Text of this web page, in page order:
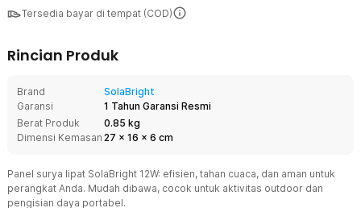
Tersedia bayar di tempat (COD)
Rincian Produk
Brand
SolaBright
Garansi
1 Tahun Garansi Resmi
Berat Produk
0.85 kg
Dimensi Kemasan 27 x 16 x 6 cm
Panel surya lipat SolaBright 12W: efisien, tahan cuaca, dan aman untuk
perangkat Anda. Mudah dibawa, cocok untuk aktivitas outdoor dan
pengisian daya portabel.